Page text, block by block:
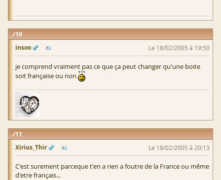
10
insoo
Le 18/02/2005 à 19:50
je comprend vraiment pas ce que ça peut changer qu'une boite
soit française ou non
11
Xirius_Thir
Le 18/02/2005 à 20:13
C'est surement parceque t'en a rien a foutre de la France ou même
d'etre français...